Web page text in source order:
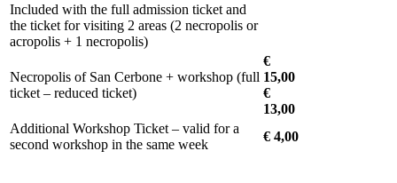
Included with the full admission ticket and
the ticket for visiting 2 areas (2 necropolis or
acropolis + 1 necropolis)
Necropolis of San Cerbone + workshop (full
ticket – reduced ticket)
€
15,00
€
13,00
Additional Workshop Ticket – valid for a
second workshop in the same week
€ 4,00